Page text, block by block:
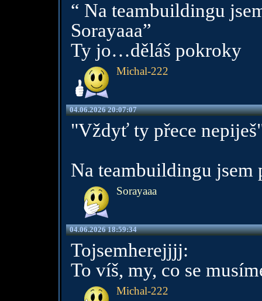
“ Na teambuildingu
Sorayaaa”
Ty jo…děláš pokroky
Michal-222
04.06.2026 20:07:07
"Vždyť ty přece
Na teambuildingu jsem
Sorayaaa
04.06.2026 18:59:34
Tojsemherejjjj:
To víš, my, co se
Michal-222